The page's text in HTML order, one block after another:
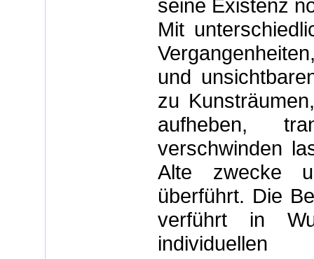
seine Existenz
Mit
und
zu
aufheben,
verschwinden
Alte zwecke
überführt. Die
verführt in